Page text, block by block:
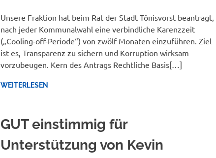
Unsere Fraktion hat beim Rat der Stadt Tönisvorst beantragt,
nach jeder Kommunalwahl eine verbindliche Karenzzeit
(„Cooling-off-Periode“) von zwölf Monaten einzuführen. Ziel
ist es, Transparenz zu sichern und Korruption wirksam
vorzubeugen. Kern des Antrags Rechtliche Basis[…]
WEITERLESEN
GUT einstimmig für
Unterstützung von Kevin